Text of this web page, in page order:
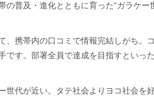
普及・進化とともに育った“ガラケー
、携帯内の口コミで情報完結しがち
す。部署全員で達成を目指すといっ
代が近い。タテ社会よりヨコ社会を